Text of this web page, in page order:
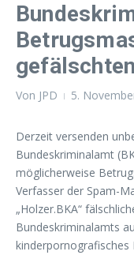
Von JPD 5.
Derzeit versenden
Bundeskriminalamt
möglicherweise
Verfasser der Spam-
„Holzer.BKA“
Bundeskriminalamts
kinderpornografisches